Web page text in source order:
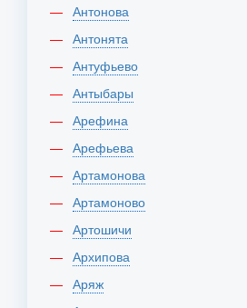
Антонова
Антонята
Антуфьево
Антыбары
Арефина
Арефьева
Артамонова
Артамоново
Артошичи
Архипова
Аряж